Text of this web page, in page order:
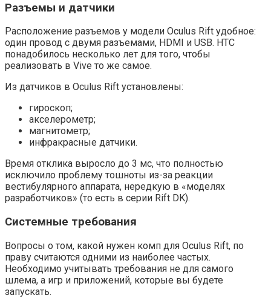
Разъемы и датчики
Расположение разъемов у модели Oculus Rift удобное:
один провод с двумя разъемами, HDMI и USB. HTC
понадобилось несколько лет для того, чтобы
реализовать в Vive то же самое.
Из датчиков в Oculus Rift установлены:
гироскоп;
акселерометр;
магнитометр;
инфракрасные датчики.
Время отклика выросло до 3 мс, что полностью
исключило проблему тошноты из-за реакции
вестибулярного аппарата, нередкую в «моделях
разработчиков» (то есть в серии Rift DK).
Системные требования
Вопросы о том, какой нужен комп для Oculus Rift, по
праву считаются одними из наиболее частых.
Необходимо учитывать требования не для самого
шлема, а игр и приложений, которые вы будете
запускать.